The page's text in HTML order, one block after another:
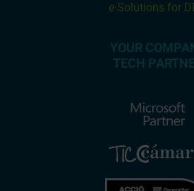
e·Solutions for
YOUR
TECH